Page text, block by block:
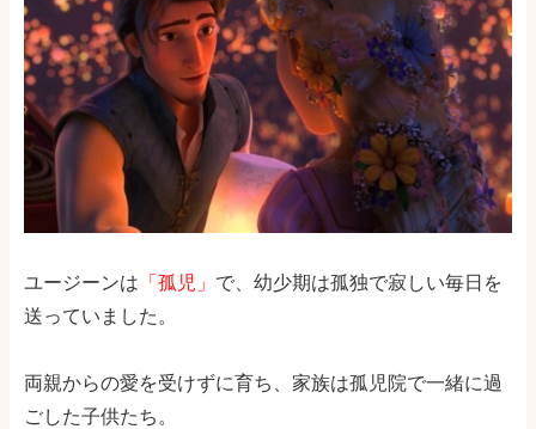
ユージーンは 「孤児」 で、幼少期は孤独で寂しい毎日を
送っていました。
両親からの愛を受けずに育ち、家族は孤児院で一緒に過
ごした子供たち。